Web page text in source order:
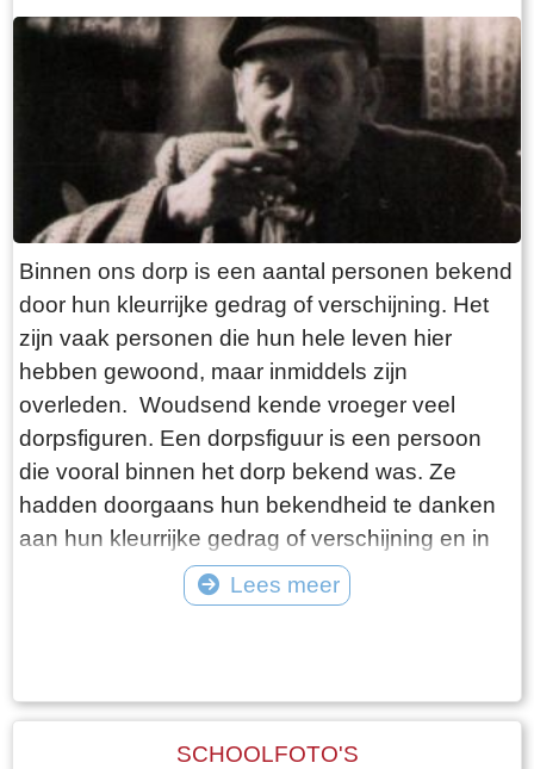
Binnen ons dorp is een aantal personen bekend
door hun kleurrijke gedrag of verschijning. Het
zijn vaak personen die hun hele leven hier
hebben gewoond, maar inmiddels zijn
overleden. Woudsend kende vroeger veel
dorpsfiguren. Een dorpsfiguur is een persoon
die vooral binnen het dorp bekend was. Ze
hadden doorgaans hun bekendheid te danken
aan hun kleurrijke gedrag of verschijning en in
mindere mate aan hun daden. Vaak waren het
al wat oudere personen die hun hele leven in
dorpsbewoners dan hun echte naam. Buiten
Lees meer
SCHOOLFOTO'S